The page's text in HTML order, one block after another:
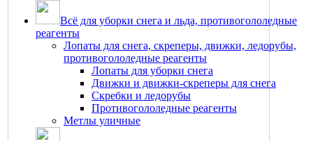
Всё для уборки снега и льда, противогололедные
реагенты
Лопаты для снега, скреперы, движки, ледорубы,
противогололедные реагенты
Лопаты для уборки снега
Движки и движки-скреперы для снега
Скребки и ледорубы
Противогололедные реагенты
Метлы уличные